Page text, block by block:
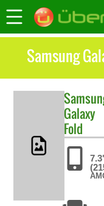
Samsung
Galaxy
Fold